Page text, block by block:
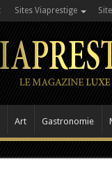
Sites Viaprestige
Art Gastronomie